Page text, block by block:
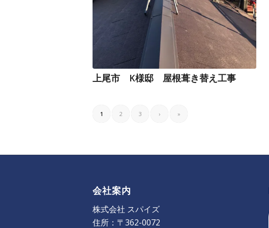
上尾市 K様邸 屋根葺き替え工事
1 2 3 › »
会社案内
株式会社 スパイズ
住所：〒362-0072